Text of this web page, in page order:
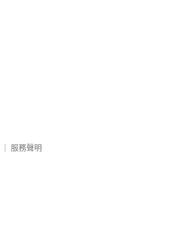
服務聲明